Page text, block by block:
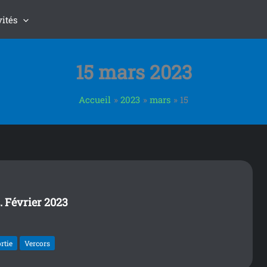
15 mars 2023
Accueil 2023 mars 15
Février 2023
Vercors